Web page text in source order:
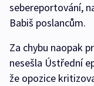
sebereportování,
Babiš poslancům.
Za chybu naopak
nesešla Ústřední
že opozice